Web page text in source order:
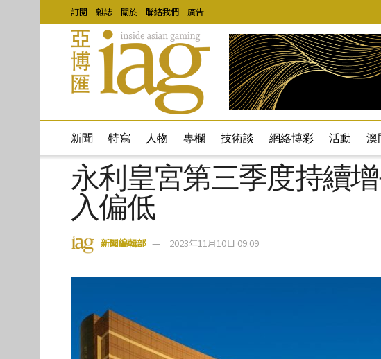
訂閱 雜誌 關於 聯絡我們 廣告
新聞 特寫 人物 專欄 技術談 網絡博彩 活動 澳
永利皇宮第三季度持續
入偏低
新聞編輯部 2023年11月10日 09:09